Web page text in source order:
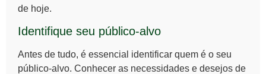
de hoje.
Identifique seu público-alvo
Antes de tudo, é essencial identificar quem é o seu
público-alvo. Conhecer as necessidades e desejos de